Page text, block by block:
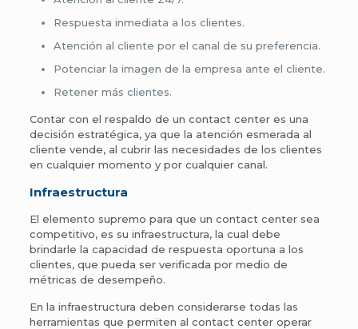
Respuesta inmediata a los clientes.
Atención al cliente por el canal de su preferencia.
Potenciar la imagen de la empresa ante el cliente.
Retener más clientes.
Contar con el respaldo de un contact center es una
decisión estratégica, ya que la atención esmerada al
cliente vende, al cubrir las necesidades de los clientes
en cualquier momento y por cualquier canal.
Infraestructura
El elemento supremo para que un contact center sea
competitivo, es su infraestructura, la cual debe
brindarle la capacidad de respuesta oportuna a los
clientes, que pueda ser verificada por medio de
métricas de desempeño.
En la infraestructura deben considerarse todas las
herramientas que permiten al contact center operar